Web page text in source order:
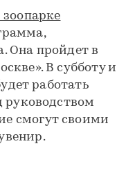
Она пройдет в
В субботу и
работать
руководством
смогут своими